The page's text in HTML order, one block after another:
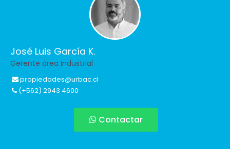
José Luis García K.
Gerente área Industrial
propiedades@urbac.cl
(+562) 2943 4600
Contactar